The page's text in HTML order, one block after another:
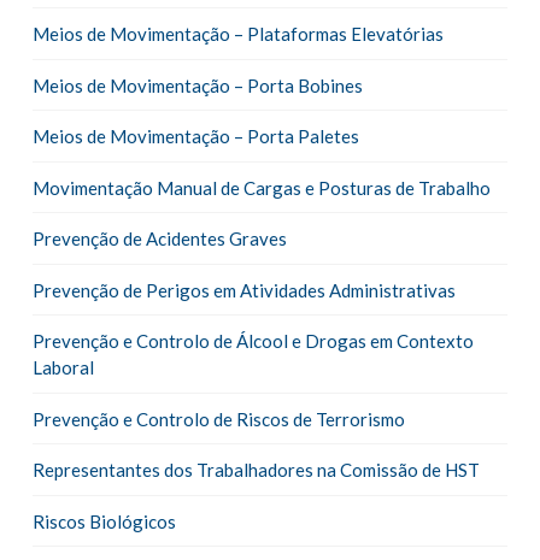
Meios de Movimentação – Plataformas Elevatórias
Meios de Movimentação – Porta Bobines
Meios de Movimentação – Porta Paletes
Movimentação Manual de Cargas e Posturas de Trabalho
Prevenção de Acidentes Graves
Prevenção de Perigos em Atividades Administrativas
Prevenção e Controlo de Álcool e Drogas em Contexto
Laboral
Prevenção e Controlo de Riscos de Terrorismo
Representantes dos Trabalhadores na Comissão de HST
Riscos Biológicos